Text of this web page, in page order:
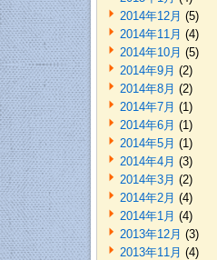
2014年12月 (5)
2014年11月 (4)
2014年10月 (5)
2014年9月 (2)
2014年8月 (2)
2014年7月 (1)
2014年6月 (1)
2014年5月 (1)
2014年4月 (3)
2014年3月 (2)
2014年2月 (4)
2014年1月 (4)
2013年12月 (3)
2013年11月 (4)